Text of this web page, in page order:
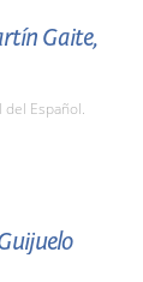
Gaite,
del Español.